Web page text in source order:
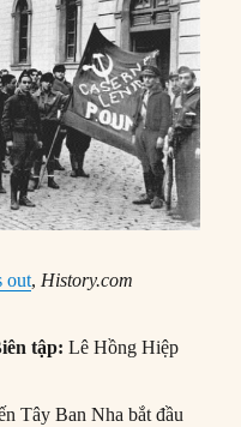
out,History.com
tập:Lê Hồng Hiệp
Tây Ban Nha bắt đầu